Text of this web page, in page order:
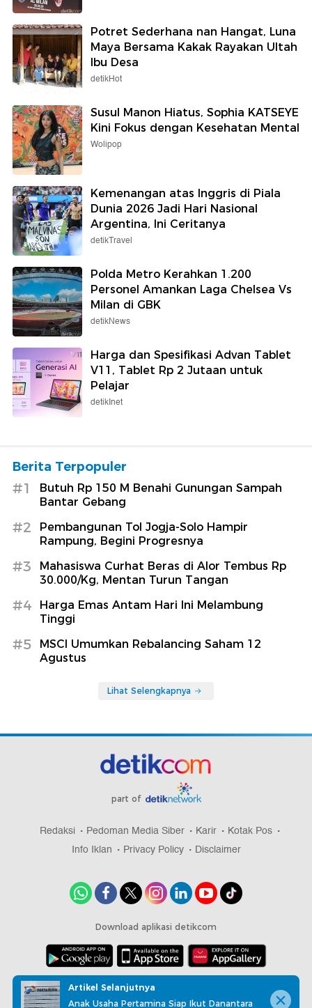
Potret Sederhana nan Hangat, Luna
Maya Bersama Kakak Rayakan Ultah
Ibu Desa
detikHot
Susul Manon Hiatus, Sophia KATSEYE
Kini Fokus dengan Kesehatan Mental
Wolipop
Kemenangan atas Inggris di Piala
Dunia 2026 Jadi Hari Nasional
Argentina, Ini Ceritanya
detikTravel
Polda Metro Kerahkan 1.200
Personel Amankan Laga Chelsea Vs
Milan di GBK
detikNews
Harga dan Spesifikasi Advan Tablet
V11, Tablet Rp 2 Jutaan untuk
Pelajar
detikInet
Berita Terpopuler
#1
Butuh Rp 150 M Benahi Gunungan Sampah
Bantar Gebang
#2
Pembangunan Tol Jogja-Solo Hampir
Rampung, Begini Progresnya
#3
Mahasiswa Curhat Beras di Alor Tembus Rp
30.000/Kg, Mentan Turun Tangan
#4
Harga Emas Antam Hari Ini Melambung
Tinggi
#5
MSCI Umumkan Rebalancing Saham 12
Agustus
Lihat Selengkapnya
part of
Redaksi Pedoman Media Siber Karir
Kotak Pos
Info Iklan
Privacy Policy Disclaimer
Download aplikasi detikcom
Copyright @ 2026 detikcom, All right reserved
Artikel Selanjutnya
Anak Usaha Pertamina Siap Ikut Danantara